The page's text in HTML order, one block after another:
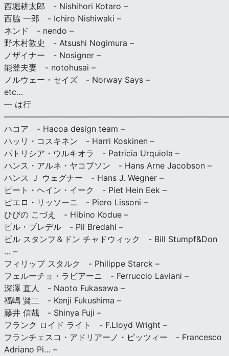
西堀耕太郎 - Nishihori Kotaro –
西脇 一郎 - Ichiro Nishiwaki –
ネンド - nendo –
野木村敦史 - Atsushi Nogimura –
ノザイナー - Nosigner –
能登夫妻 - notohusai –
ノルウェー・セイズ - Norway Says –
etc…
— は行
ハコア - Hacoa design team –
ハッリ・コスキネン - Harri Koskinen –
パトリシア・ウルキオラ - Patricia Urquiola –
ハンス・アルネ・ヤコブソン - Hans Arne Jacobson –
ハンス Ｊ ウェグナー - Hans J. Wegner –
ピート・ヘイン・イーク - Piet Hein Eek –
ピエロ・リッソーニ - Piero Lissoni –
ひびの こづえ - Hibino Kodue –
ピル・ブレデル - Pil Bredahl –
ビル スタンフ＆ドン チャドウィック - Bill Stumpf&Don
… –
フィリップ スタルク - Philippe Starck –
フェルーチョ・ラビアーニ - Ferruccio Laviani –
深澤 直人 - Naoto Fukasawa –
福嶋 賢二 - Kenji Fukushima –
藤井 信哉 - Shinya Fuji –
フランク ロイド ライト - F.Lloyd Wright –
フランチェスコ・アドリアーノ・ピッツィー - Francesco
Adriano Pi… –